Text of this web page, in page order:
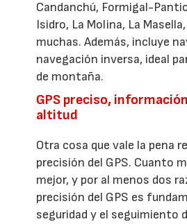
Candanchú, Formigal-
Isidro, La Molina, La
muchas. Además, incluye
navegación inversa, ideal
de montaña.
GPS preciso,
altitud
Otra cosa que vale la pena
precisión del GPS. Cuanto
mejor, y por al menos dos
precisión del GPS es
seguridad y el seguimiento